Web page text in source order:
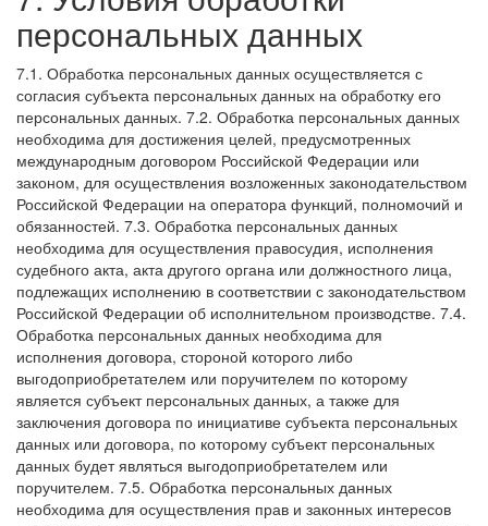
персональных данных
7.1. Обработка персональных данных осуществляется с
согласия субъекта персональных данных на обработку его
персональных данных. 7.2. Обработка персональных данных
необходима для достижения целей, предусмотренных
международным договором Российской Федерации или
законом, для осуществления возложенных законодательством
Российской Федерации на оператора функций, полномочий и
обязанностей. 7.3. Обработка персональных данных
необходима для осуществления правосудия, исполнения
судебного акта, акта другого органа или должностного лица,
подлежащих исполнению в соответствии с законодательством
Российской Федерации об исполнительном производстве. 7.4.
Обработка персональных данных необходима для
исполнения договора, стороной которого либо
выгодоприобретателем или поручителем по которому
является субъект персональных данных, а также для
заключения договора по инициативе субъекта персональных
данных или договора, по которому субъект персональных
данных будет являться выгодоприобретателем или
поручителем. 7.5. Обработка персональных данных
необходима для осуществления прав и законных интересов